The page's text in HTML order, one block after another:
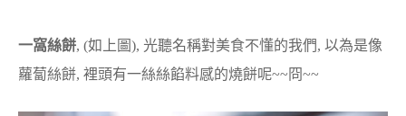
一窩絲餅, (如上圖), 光聽名稱對美食不懂的我們, 以為是像
蘿蔔絲餅, 裡頭有一絲絲餡料感的燒餅呢~~冏~~